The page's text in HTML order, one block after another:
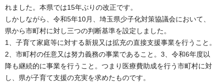
れました。本県では15年ぶりの改正です。
しかしながら、令和5年10月、埼玉県少子化対策協議会において、
県から市町村に対し三つの判断基準を設定しました。
1、子育て家庭等に対する新規又は拡充の直接支援事業を行うこと。
2、市町村の任意又は努力義務の事業であること。3、令和6年度以
降も継続的に事業を行うこと。つまり医療費助成を行う市町村に対
し、県が子育て支援の充実を求めたものです。